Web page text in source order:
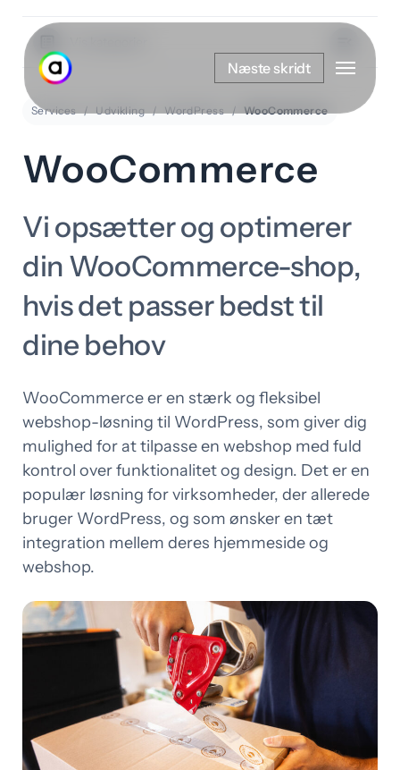
hovedindhold
Næste skridt Menu
Services Udvikling WordPress WooCommerce
WooCommerce
Vi opsætter og optimerer
din WooCommerce-shop,
hvis det passer bedst til
dine behov
WooCommerce er en stærk og fleksibel
webshop-løsning til WordPress, som giver dig
mulighed for at tilpasse en webshop med fuld
kontrol over funktionalitet og design. Det er en
populær løsning for virksomheder, der allerede
bruger WordPress, og som ønsker en tæt
integration mellem deres hjemmeside og
webshop.